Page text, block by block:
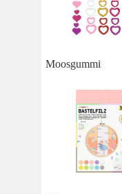
Moosgummi